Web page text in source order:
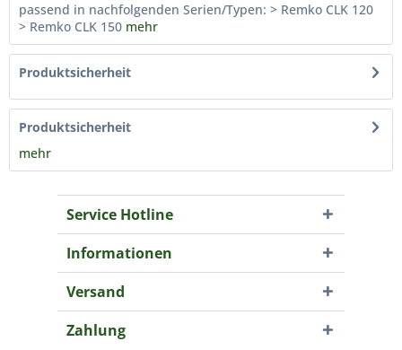
passend in nachfolgenden Serien/Typen: > Remko CLK 120
> Remko CLK 150 mehr
Produktsicherheit
Produktsicherheit
mehr
Service Hotline
Informationen
Versand
Zahlung